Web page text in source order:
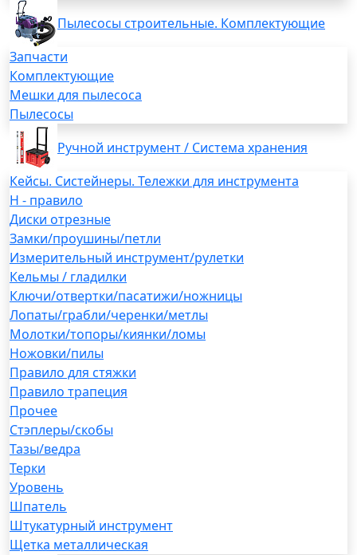
Пылесосы строительные. Комплектующие
Запчасти
Комплектующие
Мешки для пылесоса
Пылесосы
Ручной инструмент / Система хранения
Кейсы. Систейнеры. Тележки для инструмента
H - правило
Диски отрезные
Замки/проушины/петли
Измерительный инструмент/рулетки
Кельмы / гладилки
Ключи/отвертки/пасатижи/ножницы
Лопаты/грабли/черенки/метлы
Молотки/топоры/киянки/ломы
Ножовки/пилы
Правило для стяжки
Правило трапеция
Прочее
Стэплеры/скобы
Тазы/ведра
Терки
Уровень
Шпатель
Штукатурный инструмент
Щетка металлическая